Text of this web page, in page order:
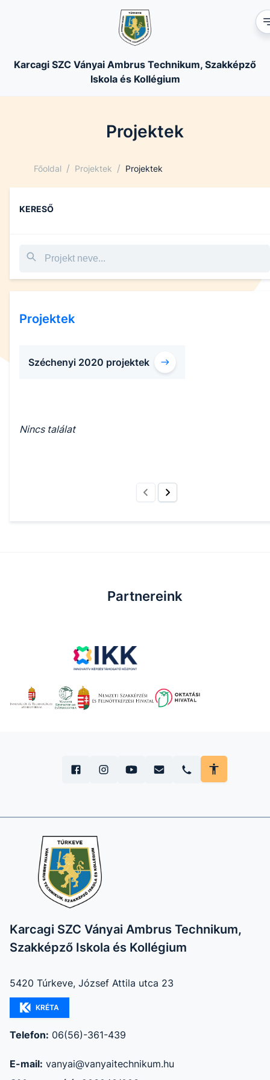
Karcagi SZC Ványai Ambrus Technikum, Szakképző
Iskola és Kollégium
Projektek
Főoldal / Projektek / Projektek
KERESŐ
Projektek
Széchenyi 2020 projektek
Nincs találat
Partnereink
Karcagi SZC Ványai Ambrus Technikum,
Szakképző Iskola és Kollégium
5420 Túrkeve, József Attila utca 23
KRÉTA
Telefon: 06(56)-361-439
E-mail: vanyai@vanyaitechnikum.hu